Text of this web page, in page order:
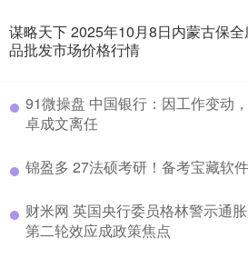
谋略天下 2025年10月8日内蒙古保
品批发市场价格行情
​91微操盘 中国银行：因工作变动
卓成文离任
锦盈多 27法硕考研！备考宝藏软件
财米网 英国央行委员格林警示通
第二轮效应成政策焦点